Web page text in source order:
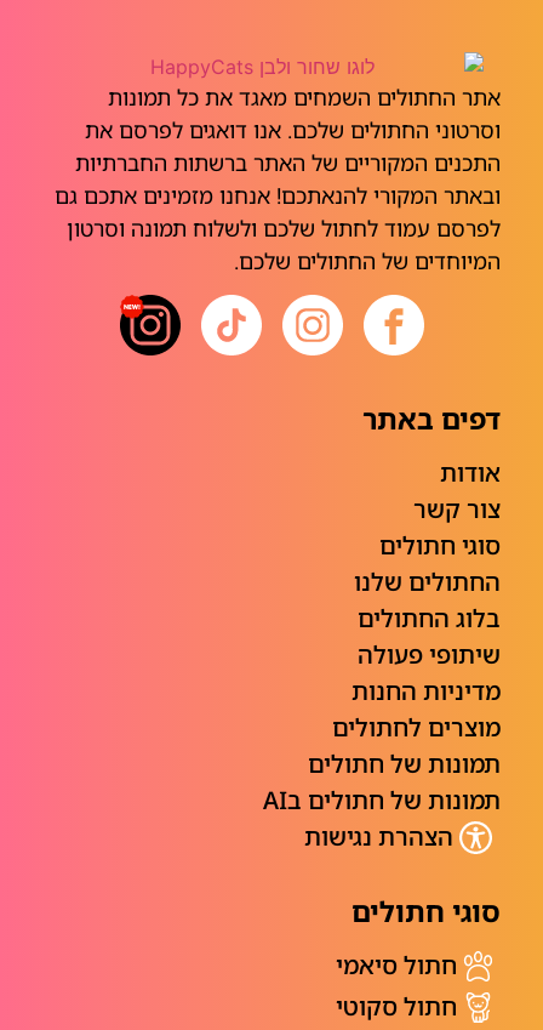
אתר החתולים השמחים מאגד את כל תמונות
וסרטוני החתולים שלכם. אנו דואגים לפרסם את
התכנים המקוריים של האתר ברשתות החברתיות
ובאתר המקורי להנאתכם! אנחנו מזמינים אתכם גם
לפרסם עמוד לחתול שלכם ולשלוח תמונה וסרטון
המיוחדים של החתולים שלכם.
דפים באתר
אודות
צור קשר
סוגי חתולים
החתולים שלנו
בלוג החתולים
שיתופי פעולה
מדיניות החנות
מוצרים לחתולים
תמונות של חתולים
תמונות של חתולים בAI
הצהרת נגישות
סוגי חתולים
חתול סיאמי
חתול סקוטי